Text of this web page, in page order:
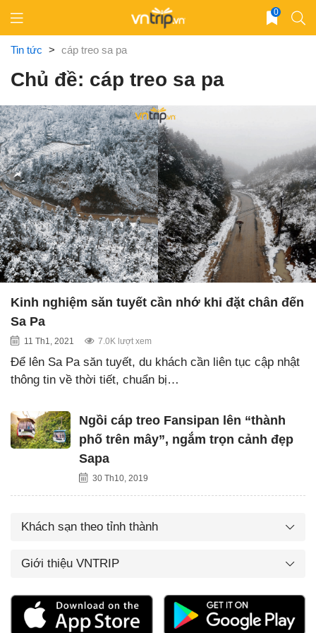
content
0
Tin tức > cáp treo sa pa
Chủ đề: cáp treo sa pa
Kinh nghiệm săn tuyết cần nhớ khi đặt chân đến
Sa Pa
11 Th1, 2021 7.0K lượt xem
Để lên Sa Pa săn tuyết, du khách cần liên tục cập nhật
thông tin về thời tiết, chuẩn bị…
Ngồi cáp treo Fansipan lên “thành
phố trên mây”, ngắm trọn cảnh đẹp
Sapa
30 Th10, 2019
Khách sạn theo tỉnh thành
Giới thiệu VNTRIP